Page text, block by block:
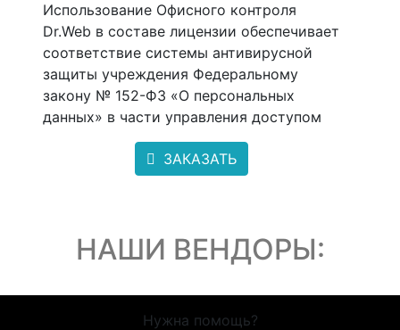
Использование Офисного контроля
Dr.Web в составе лицензии обеспечивает
соответствие системы антивирусной
защиты учреждения Федеральному
закону № 152-ФЗ «О персональных
данных» в части управления доступом
ЗАКАЗАТЬ
НАШИ ВЕНДОРЫ:
Нужна помощь?